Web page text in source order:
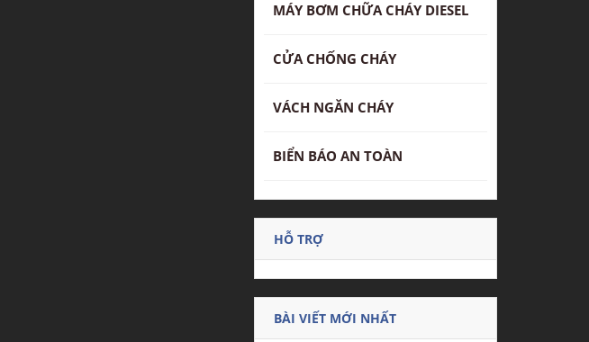
MÁY BƠM CHỮA CHÁY DIESEL
CỬA CHỐNG CHÁY
VÁCH NGĂN CHÁY
BIỂN BÁO AN TOÀN
HỖ TRỢ
BÀI VIẾT MỚI NHẤT